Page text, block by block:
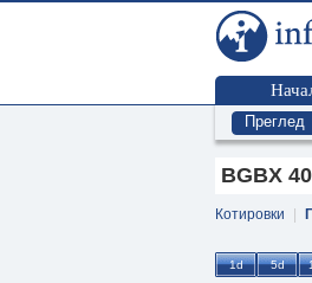
Преглед
BGBX 40
Котировки